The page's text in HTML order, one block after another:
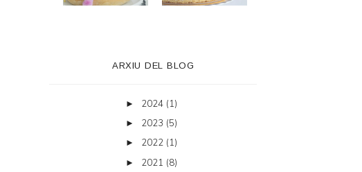
ARXIU DEL BLOG
► 2024 (1)
► 2023 (5)
► 2022 (1)
► 2021 (8)